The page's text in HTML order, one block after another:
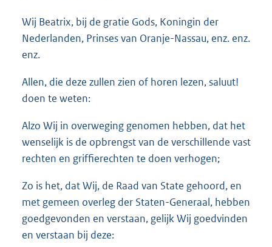
2
8
Wij Beatrix, bij de gratie Gods, Koningin der
Nederlanden, Prinses van Oranje-Nassau, enz. enz.
enz.
Allen, die deze zullen zien of horen lezen, saluut!
doen te weten:
Alzo Wij in overweging genomen hebben, dat het
wenselijk is de opbrengst van de verschillende vast
rechten en griffierechten te doen verhogen;
Zo is het, dat Wij, de Raad van State gehoord, en
met gemeen overleg der Staten-Generaal, hebben
goedgevonden en verstaan, gelijk Wij goedvinden
en verstaan bij deze: